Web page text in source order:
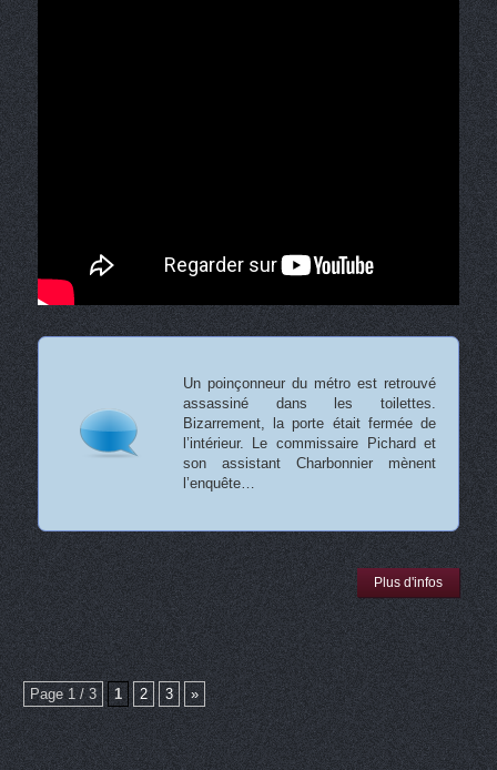
Un poinçonneur du métro est retrouvé
assassiné dans les toilettes.
Bizarrement, la porte était fermée de
l’intérieur. Le commissaire Pichard et
son assistant Charbonnier mènent
l’enquête…
Plus d'infos
Page 1 / 3 1 2 3 »